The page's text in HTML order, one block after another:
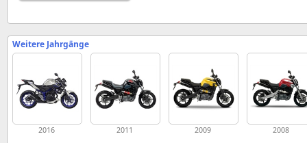
Weitere Jahrgänge
2016 2011 2009 2008